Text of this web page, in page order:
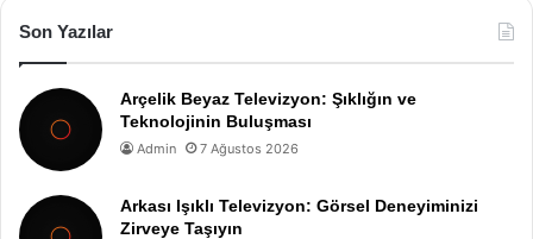
Son Yazılar
Arçelik Beyaz Televizyon: Şıklığın ve
Teknolojinin Buluşması
Admin 7 Ağustos 2026
Arkası Işıklı Televizyon: Görsel Deneyiminizi
Zirveye Taşıyın